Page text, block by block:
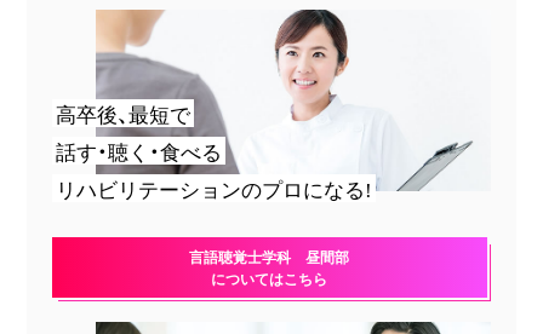
高卒後、最短で
話す・聴く・食べる
リハビリテーションのプロになる!
言語聴覚士学科 昼間部
についてはこちら